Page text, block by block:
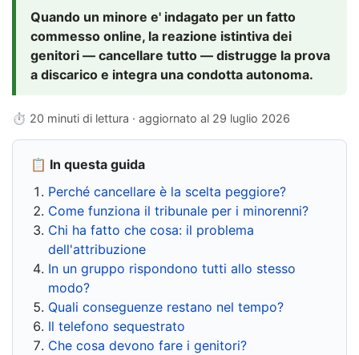
Quando un minore e' indagato per un fatto
commesso online, la reazione istintiva dei
genitori — cancellare tutto — distrugge la prova
a discarico e integra una condotta autonoma.
⏱ 20 minuti di lettura · aggiornato al 29 luglio 2026
📋 In questa guida
Perché cancellare è la scelta peggiore?
Come funziona il tribunale per i minorenni?
Chi ha fatto che cosa: il problema
dell'attribuzione
In un gruppo rispondono tutti allo stesso
modo?
Quali conseguenze restano nel tempo?
Il telefono sequestrato
Che cosa devono fare i genitori?